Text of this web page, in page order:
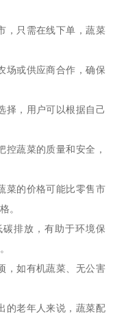
，只需在线下单，蔬菜
场或供应商合作，确保
择，用户可以根据自己
控蔬菜的质量和安全，
菜的价格可能比零售市
。
排放，有助于环境保
，如有机蔬菜、无公害
的老年人来说，蔬菜配